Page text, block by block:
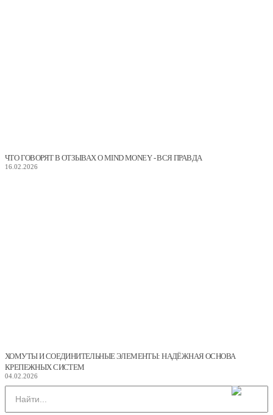
ЧТО ГОВОРЯТ В ОТЗЫВАХ О MIND MONEY - ВСЯ ПРАВДА
16.02.2026
ХОМУТЫ И СОЕДИНИТЕЛЬНЫЕ ЭЛЕМЕНТЫ: НАДЁЖНАЯ ОСНОВА
КРЕПЕЖНЫХ СИСТЕМ
04.02.2026